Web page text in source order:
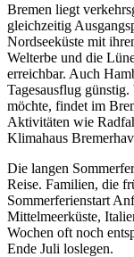
Bremen liegt
gleichzeitig
Nordseeküste mit
Welterbe und die
erreichbar. Auch
Tagesausflug
möchte, findet im
Aktivitäten wie
Klimahaus
Die langen
Reise. Familien, die
Sommerferienstart
Mittelmeerküste,
Wochen oft noch
Ende Juli loslegen.